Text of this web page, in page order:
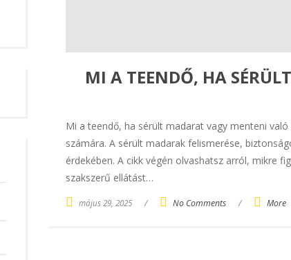
MI A TEENDŐ, HA
Mi a teendő, ha sérült madarat vagy menteni
számára. A sérült madarak felismerése,
érdekében. A cikk végén olvashatsz arról, mikre
szakszerű ellátást…
május 29, 2025 / No Comments / More